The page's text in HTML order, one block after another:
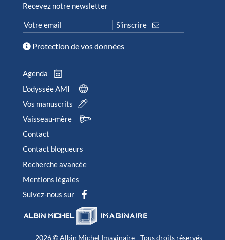
Recevez notre newsletter
Protection de vos données
Agenda
L’odyssée AMI
Vos manuscrits
Vaisseau-mère
Contact
Contact blogueurs
Recherche avancée
Mentions légales
Suivez-nous sur
2026 © Albin Michel Imaginaire - Tous droits réservés